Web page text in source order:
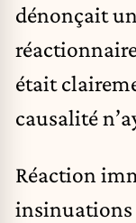
dénonçait
était
causalité
Réaction
insinuations